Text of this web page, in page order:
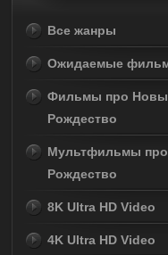
Все жанры
Ожидаемые
Фильмы про
Рождество
Мультфильмы
Рождество
8K Ultra HD Video
4K Ultra HD Video